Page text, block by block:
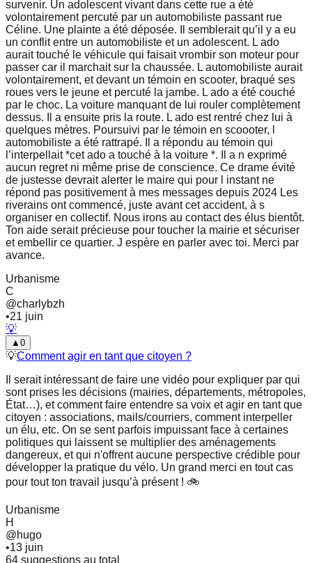
survenir. Un adolescent vivant dans cette rue a été
volontairement percuté par un automobiliste passant rue
Céline. Une plainte a été déposée. Il semblerait qu’il y a eu
un conflit entre un automobiliste et un adolescent. L ado
aurait touché le véhicule qui faisait vrombir son moteur pour
passer car il marchait sur la chaussée. L automobiliste aurait
volontairement, et devant un témoin en scooter, braqué ses
roues vers le jeune et percuté la jambe. L ado a été couché
par le choc. La voiture manquant de lui rouler complètement
dessus. Il a ensuite pris la route. L ado est rentré chez lui à
quelques mètres. Poursuivi par le témoin en scoooter, l
automobiliste a été rattrapé. Il a répondu au témoin qui
l’interpellait *cet ado a touché à la voiture *. Il a n exprimé
aucun regret ni même prise de conscience. Ce drame évité
de justesse devrait alerter le maire qui pour l instant ne
répond pas positivement à mes messages depuis 2024 Les
riverains ont commencé, juste avant cet accident, à s
organiser en collectif. Nous irons au contact des élus bientôt.
Ton aide serait précieuse pour toucher la mairie et sécuriser
et embellir ce quartier. J espère en parler avec toi. Merci par
avance.
Urbanisme
C
@charlybzh
•21 juin
💡
▲ 0
💡Comment agir en tant que citoyen ?
Il serait intéressant de faire une vidéo pour expliquer par qui
sont prises les décisions (mairies, départements, métropoles,
État…), et comment faire entendre sa voix et agir en tant que
citoyen : associations, mails/courriers, comment interpeller
un élu, etc. On se sent parfois impuissant face à certaines
politiques qui laissent se multiplier des aménagements
dangereux, et qui n'offrent aucune perspective crédible pour
développer la pratique du vélo. Un grand merci en tout cas
pour tout ton travail jusqu’à présent ! 🚲
Urbanisme
H
@hugo
•13 juin
64 suggestions au total